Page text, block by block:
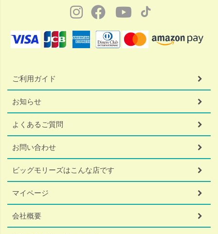
ご利用ガイド
お知らせ
よくあるご質問
お問い合わせ
ビッグモリーズはこんな店です
マイページ
会社概要